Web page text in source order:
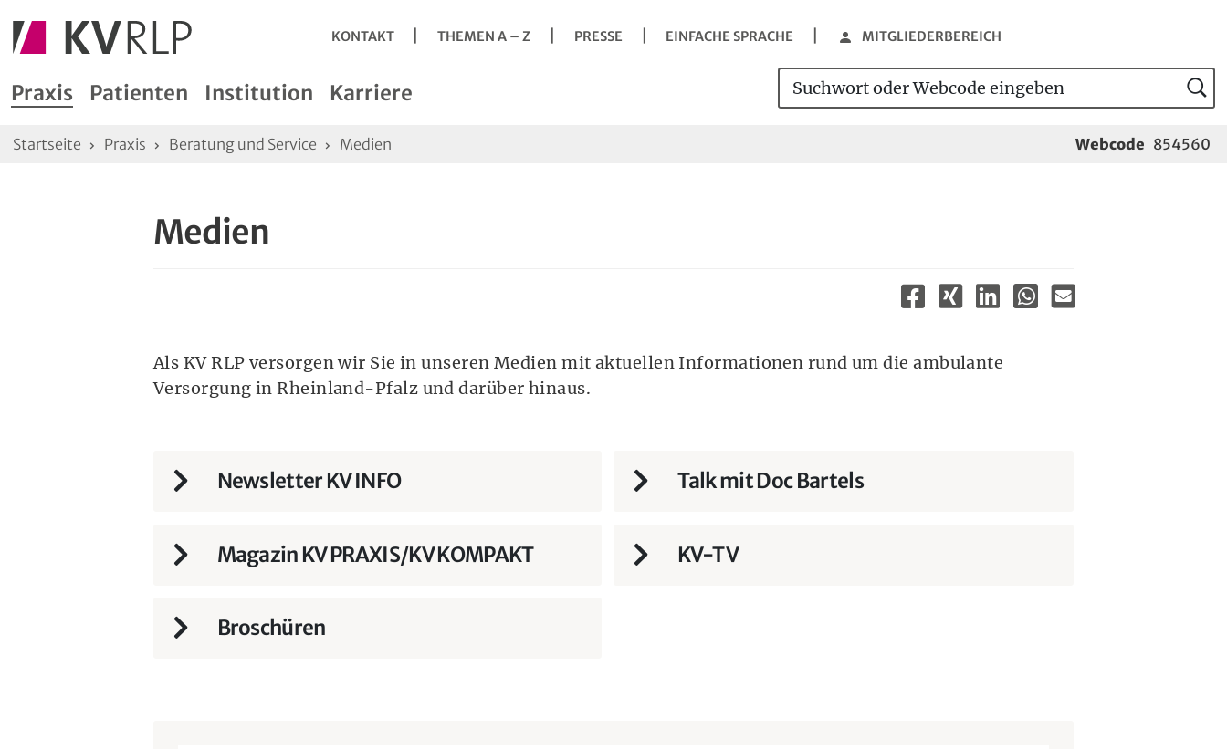
Metanavigation
KONTAKT THEMEN A – Z PRESSE EINFACHE SPRACHE MITGLIEDERBEREICH
Hauptmenü
Tastatursteuerung des Hauptmenüs
Taste Tab
Hauptmenüpunkt öffnen
Praxis Patienten Institution Karriere Seitensuche
Suchwort oder Webcode eingeben
Sie sind hier:
Startseite Praxis Beratung und Service Medien Webcode 854560
Medien
Als KV RLP versorgen wir Sie in unseren Medien mit aktuellen Informationen rund um die ambulante
Versorgung in Rheinland-Pfalz und darüber hinaus.
Newsletter KV INFO Talk mit Doc Bartels
Magazin KV PRAXIS/KV KOMPAKT KV-TV
Broschüren